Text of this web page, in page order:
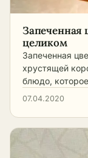
Запеченная
целиком
Запеченная
хрустящей
блюдо,
07.04.2020